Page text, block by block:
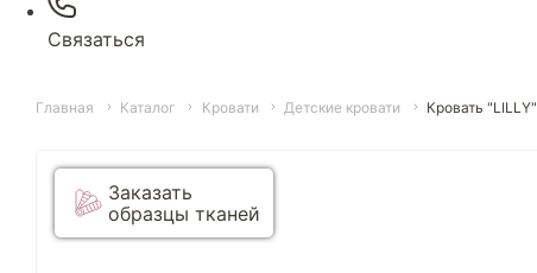
Связаться
Главная Каталог Кровати Детские кровати Кровать "LILLY"
Заказать
образцы тканей